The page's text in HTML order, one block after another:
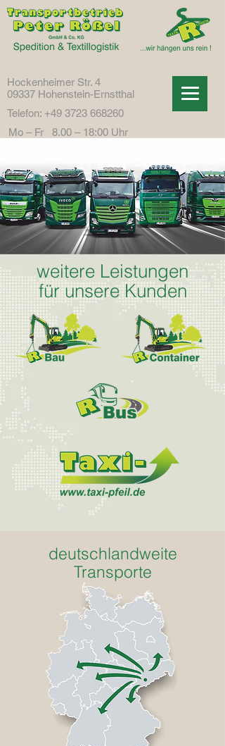
Hockenheimer Str. 4
09337 Hohenstein-Ernstthal
Telefon: +49 3723 668260
Mo – Fr 8.00 – 18:00 Uhr
weitere Leistungen
für unsere Kunden
deutschlandweite
Transporte